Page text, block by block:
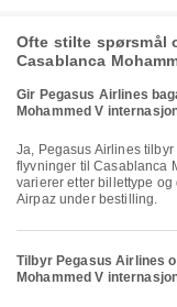
Ofte stilte spørsmål
Casablanca
Gir Pegasus Airlines
Mohammed V
Ja, Pegasus Airlines tilbyr bagasje inkludert på Innenlands & Internasjonal-
flyvninger til Casablanca
varierer etter billettype
Airpaz under bestilling.
Tilbyr Pegasus Airlines
Mohammed V